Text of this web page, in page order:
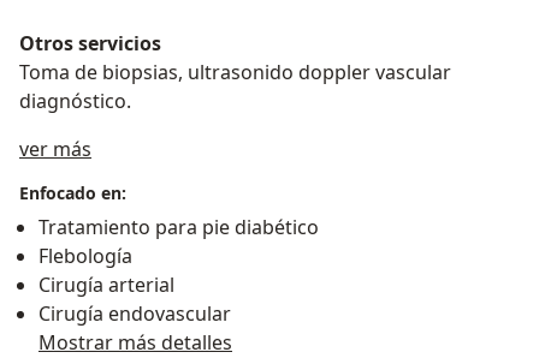
Otros servicios
Toma de biopsias, ultrasonido doppler vascular
diagnóstico.
ver más
Enfocado en:
Tratamiento para pie diabético
Flebología
Cirugía arterial
Cirugía endovascular
Mostrar más detalles